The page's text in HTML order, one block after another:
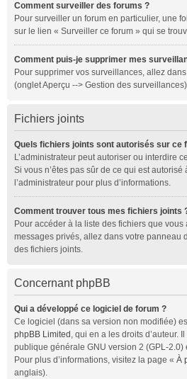
Comment surveiller des forums ?
Pour surveiller un forum en particulier, une
sur le lien « Surveiller ce forum » qui se
Comment puis-je supprimer mes
Pour supprimer vos surveillances, allez
(ongletAperçu --> Gestion des surveillances
Fichiers joints
Quels fichiers joints sont autorisés sur ce
L’administrateur peut autoriser ou interdire
Si vous n’êtes pas sûr de ce qui est autorisé
l’administrateur pour plus d’informations.
Comment trouver tous mes fichiers joints
Pour accéder à la liste des fichiers que
messages privés, allez dans votre panneau
des fichiers joints.
Concernant phpBB
Qui a développé ce logiciel de forum ?
Ce logiciel (dans sa version non modifiée)
phpBB Limited , qui en a les droits d’auteur.
publique générale GNU version 2 (GPL-2.0)
Pour plus d’informations, visitez la page « À
anglais).